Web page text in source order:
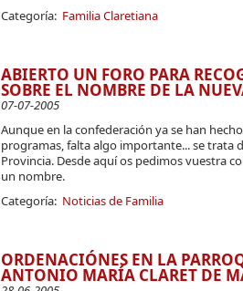
Categoría: Familia Claretiana
ABIERTO UN FORO PARA
SOBRE EL NOMBRE DE LA
07-07-2005
Aunque en la confederación ya se han
programas, falta algo importante... se trata
Provincia. Desde aquí os pedimos vuestra
un nombre.
Categoría: Noticias de Familia
ORDENACIÓNES EN LA
ANTONIO MARÍA CLARET DE